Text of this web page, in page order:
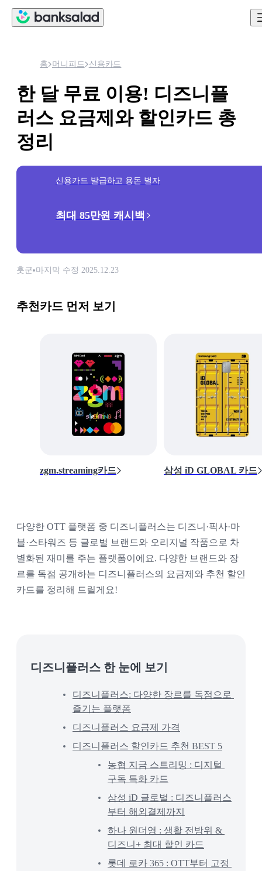
홈 머니피드 신용카드
한 달 무료 이용! 디즈니플
러스 요금제와 할인카드 총
정리
신용카드 발급하고 용돈 벌자
최대 85만원 캐시백
훗군 마지막 수정 2025.12.23
추천카드 먼저 보기
zgm.streaming카드 삼성 iD GLOBAL 카드
다양한 OTT 플랫폼 중 디즈니플러스는 디즈니·픽사·마
블·스타워즈 등 글로벌 브랜드와 오리지널 작품으로 차
별화된 재미를 주는 플랫폼이에요. 다양한 브랜드와 장
르를 독점 공개하는 디즈니플러스의 요금제와 추천 할인
카드를 정리해 드릴게요!
디즈니플러스 한 눈에 보기
디즈니플러스: 다양한 장르를 독점으로
즐기는 플랫폼
디즈니플러스 요금제 가격
디즈니플러스 할인카드 추천 BEST 5
농협 지금 스트리밍 : 디지털
구독 특화 카드
삼성 iD 글로벌 : 디즈니플러스
부터 해외결제까지
하나 원더영 : 생활 전방위 &
디즈니+ 최대 할인 카드
롯데 로카 365 : OTT부터 고정